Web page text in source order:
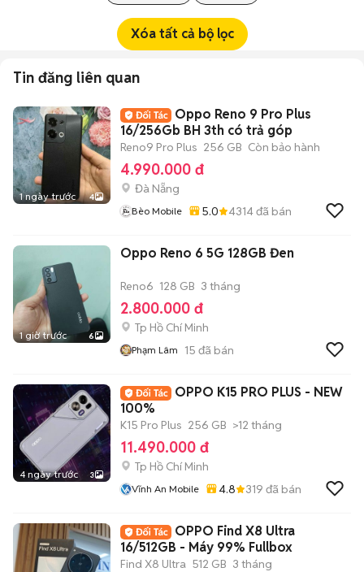
Xóa tất cả bộ lọc
Tin đăng liên quan
1 ngày trước 4
Oppo Reno 9 Pro Plus
16/256Gb BH 3th có trả góp
Reno9 Pro Plus 256 GB Còn bảo hành
4.990.000 đ
Đà Nẵng
Bèo Mobile 5.0 4314đã bán
1 giờ trước 6
Oppo Reno 6 5G 128GB Đen
Reno6 128 GB 3 tháng
2.800.000 đ
Tp Hồ Chí Minh
Phạm Lâm 15 đã bán
4 ngày trước 3
OPPO K15 PRO PLUS - NEW
100%
K15 Pro Plus 256 GB >12 tháng
11.490.000 đ
Tp Hồ Chí Minh
Vĩnh An Mobile 4.8 319 đã bán
OPPO Find X8 Ultra
16/512GB - Máy 99% Fullbox
Find X8 Ultra 512 GB 3 tháng